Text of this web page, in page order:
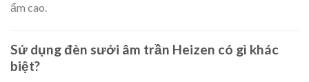
ẩm cao.
Sử dụng đèn sưởi âm trần Heizen có gì khác
biệt?